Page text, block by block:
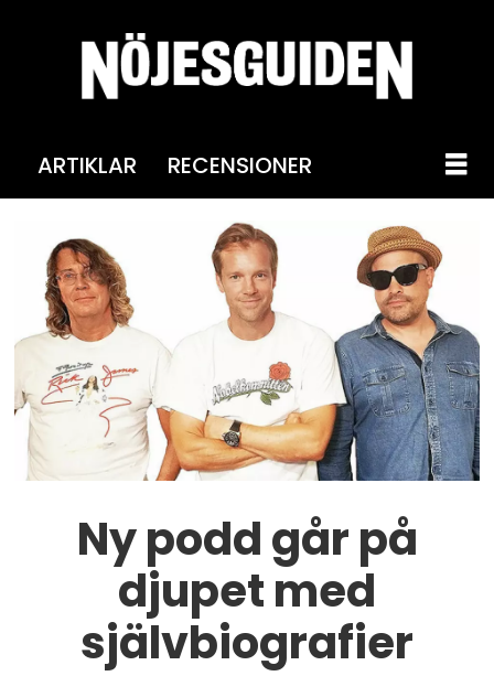
ARTIKLAR RECENSIONER
Ny podd går på
djupet med
självbiografier